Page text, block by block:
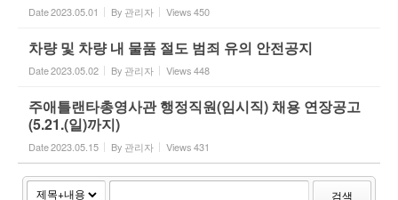
Date2023.05.01 By 관리자 Views450
차량 및 차량 내 물품 절도 범죄 유의 안전공지
Date2023.05.02 By 관리자 Views448
주애틀랜타총영사관 행정직원(임시직) 채용 연장공고
(5.21.(일)까지)
Date2023.05.15 By 관리자 Views431
검색